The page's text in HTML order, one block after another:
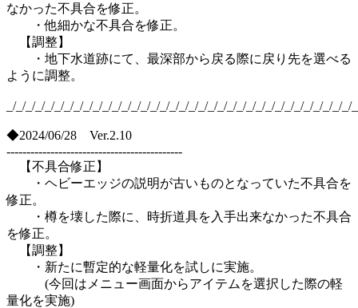
なかった不具合を修正。
・他細かな不具合を修正。
【調整】
・地下水道跡にて、最深部から戻る際に戻り先を選べる
ように調整。
_/_/_/_/_/_/_/_/_/_/_/_/_/_/_/_/_/_/_/_/_/_/_/_/_/_/_/_/_/_/_/_/_/_/_/
◆2024/06/28 Ver.2.10
--------------------------------------------
【不具合修正】
・ヘビーエッジの説明が古いものとなっていた不具合を
修正。
・樽を壊した際に、時折道具を入手出来なかった不具合
を修正。
【調整】
・新たに暫定的な軽量化を試しに実施。
(今回はメニュー画面からアイテムを選択した際の軽
量化を実施)